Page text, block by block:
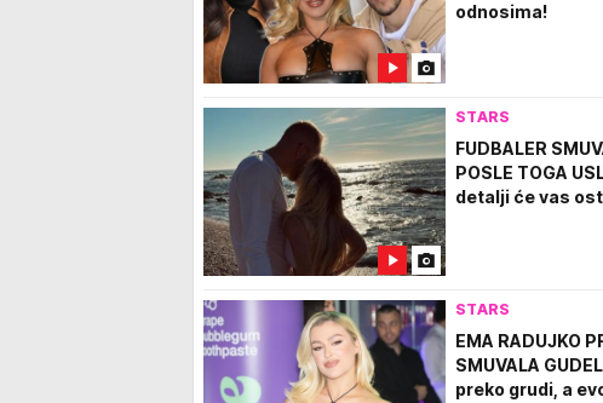
odnosima!
STARS
FUDBALER
POSLE TOGA
detalji će vas
STARS
EMA RADUJKO
SMUVALA
preko grudi, a